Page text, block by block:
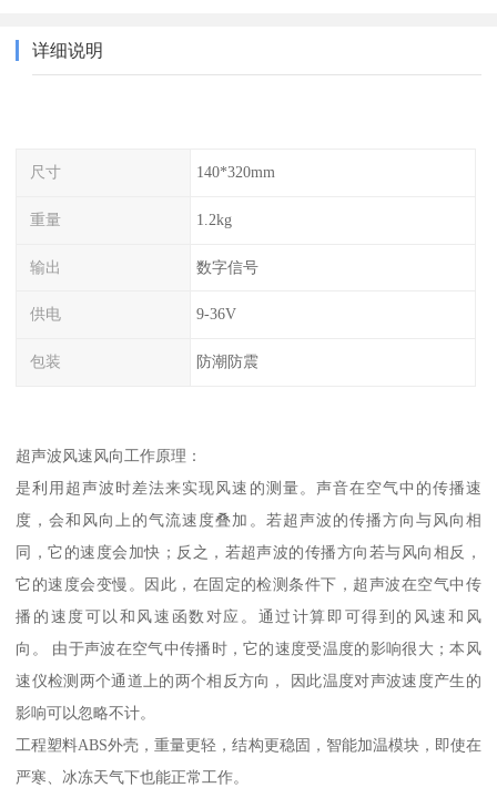
详细说明
尺寸 140*320mm
重量 1.2kg
输出 数字信号
供电 9-36V
包装 防潮防震
超声波风速风向工作原理：
是利用超声波时差法来实现风速的测量。声音在空气中的传播速
度，会和风向上的气流速度叠加。若超声波的传播方向与风向相
同，它的速度会加快；反之，若超声波的传播方向若与风向相反，
它的速度会变慢。因此，在固定的检测条件下，超声波在空气中传
播的速度可以和风速函数对应。通过计算即可得到的风速和风
向。 由于声波在空气中传播时，它的速度受温度的影响很大；本风
速仪检测两个通道上的两个相反方向， 因此温度对声波速度产生的
影响可以忽略不计。
工程塑料ABS外壳，重量更轻，结构更稳固，智能加温模块，即使在
严寒、冰冻天气下也能正常工作。